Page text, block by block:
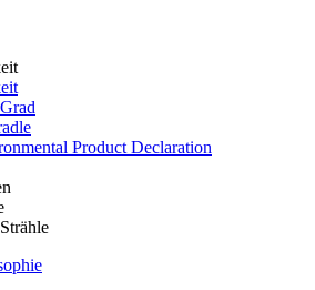
Product Declaration